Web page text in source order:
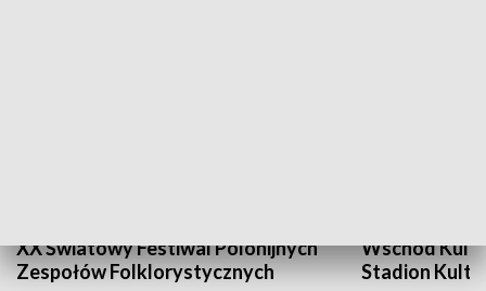
XX Światowy Festiwal Polonijnych
Zespołów Folklorystycznych
Wschód
Stadion